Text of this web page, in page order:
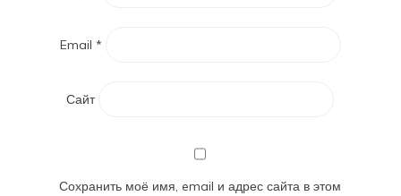
Email *
Сайт
Сохранить моё имя, email и адрес сайта в этом